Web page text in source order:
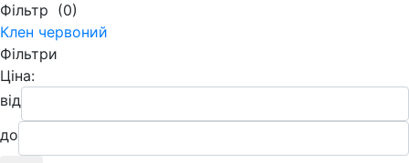
Фільтр (0)
Клен червоний
Фільтри
Ціна:
від
до